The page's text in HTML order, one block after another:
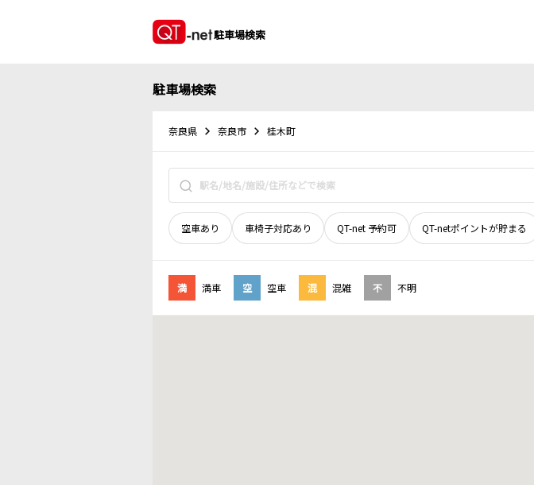
駐車場検索
駐車場検索
奈良県 奈良市 桂木町
空車あり 車椅子対応あり QT-net 予約可 QT-netポイントが貯まる
満 満車 空 空車 混 混雑 不 不明